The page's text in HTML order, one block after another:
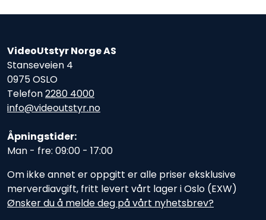
VideoUtstyr Norge AS
Stanseveien 4
0975 OSLO
Telefon2280 4000
info@videoutstyr.no
Åpningstider:
Man - fre: 09:00 - 17:00
Om ikke annet er oppgitt er alle priser eksklusive
merverdiavgift, fritt levert vårt lager i Oslo (EXW)
Ønsker du å melde deg på vårt nyhetsbrev?